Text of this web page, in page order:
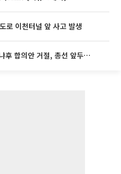
로 이천터널 앞 사고 발생
의안 거절, 총선 앞두고 시간 끌기”